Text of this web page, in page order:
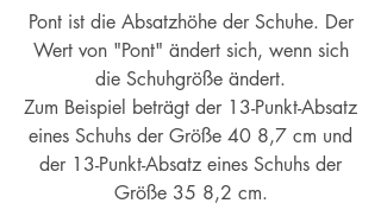
Pont ist die Absatzhöhe der Schuhe. Der
Wert von "Pont" ändert sich, wenn sich
die Schuhgröße ändert.
Zum Beispiel beträgt der 13-Punkt-Absatz
eines Schuhs der Größe 40 8,7 cm und
der 13-Punkt-Absatz eines Schuhs der
Größe 35 8,2 cm.